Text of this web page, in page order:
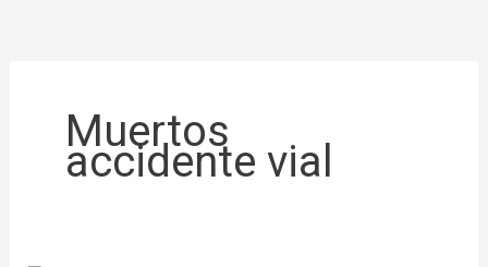
Muertos
accidente vial